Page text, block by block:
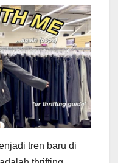
tren baru di